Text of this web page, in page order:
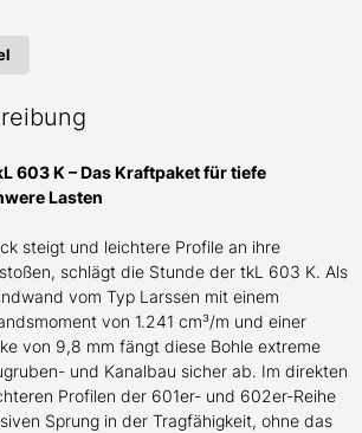
603 K – Das Kraftpaket für tiefe
Lasten
steigt und leichtere Profile an ihre
schlägt die Stunde der tkL 603 K. Als
vom Typ Larssen mit einem
von 1.241 cm³/m und einer
von 9,8 mm fängt diese Bohle extreme
und Kanalbau sicher ab. Im direkten
Profilen der 601er- und 602er-Reihe
Sprung in der Tragfähigkeit, ohne das